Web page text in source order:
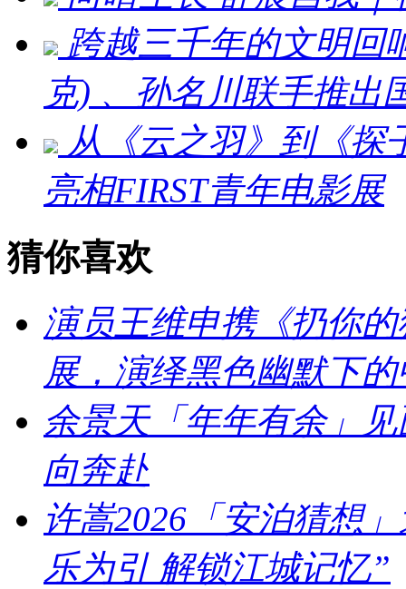
跨越三千年的文明回
克) 、孙名川联手推出
从《云之羽》到《探
亮相FIRST青年电影展
猜你喜欢
演员王维申携《扔你
展，演绎黑色幽默下
余景天「年年有余」
向奔赴
许嵩2026「安泊猜想
乐为引 解锁江城记忆”